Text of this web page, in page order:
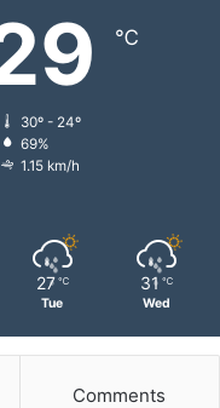
℃
30º - 24º
69%
1.15 km/h
27 ℃
Tue
31 ℃
Wed
Comments